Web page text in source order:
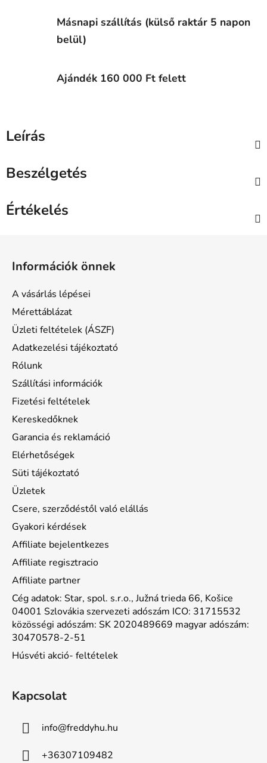
Másnapi szállítás (külső raktár 5 napon
belül)
Ajándék 160 000 Ft felett
Leírás
Beszélgetés
Értékelés
Információk önnek
A vásárlás lépései
Mérettáblázat
Üzleti feltételek (ÁSZF)
Adatkezelési tájékoztató
Rólunk
Szállítási információk
Fizetési feltételek
Kereskedőknek
Garancia és reklamáció
Elérhetőségek
Süti tájékoztató
Üzletek
Csere, szerződéstől való elállás
Gyakori kérdések
Affiliate bejelentkezes
Affiliate regisztracio
Affiliate partner
Cég adatok: Star, spol. s.r.o., Južná trieda 66, Košice
04001 Szlovákia szervezeti adószám ICO: 31715532
közösségi adószám: SK 2020489669 magyar adószám:
30470578-2-51
Húsvéti akció- feltételek
Kapcsolat
info@freddyhu.hu
+36307109482